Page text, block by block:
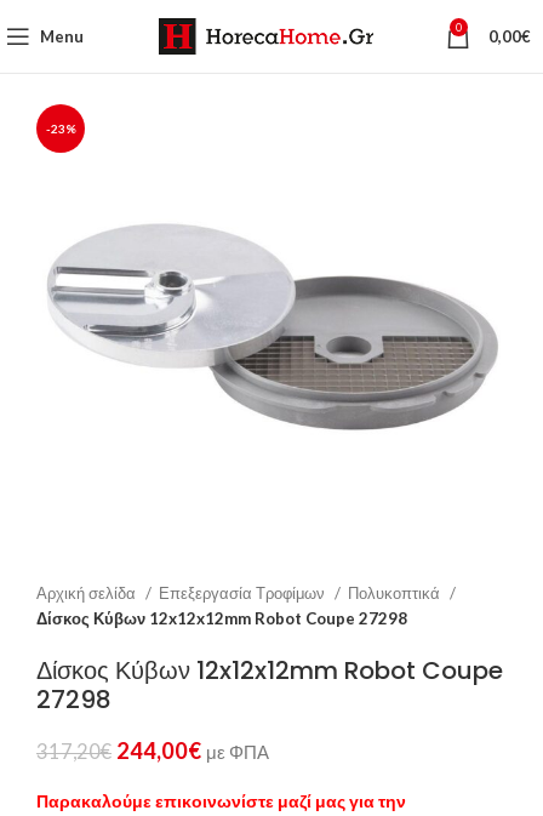
Menu 0 0,00€
-23%
Αρχική σελίδα Επεξεργασία Τροφίμων
Πολυκοπτικά
Δίσκος Κύβων 12x12x12mm Robot Coupe 27298
Δίσκος Κύβων 12x12x12mm Robot Coupe
27298
317,20€ 244,00€ με ΦΠΑ
Παρακαλούμε επικοινωνίστε μαζί μας για την